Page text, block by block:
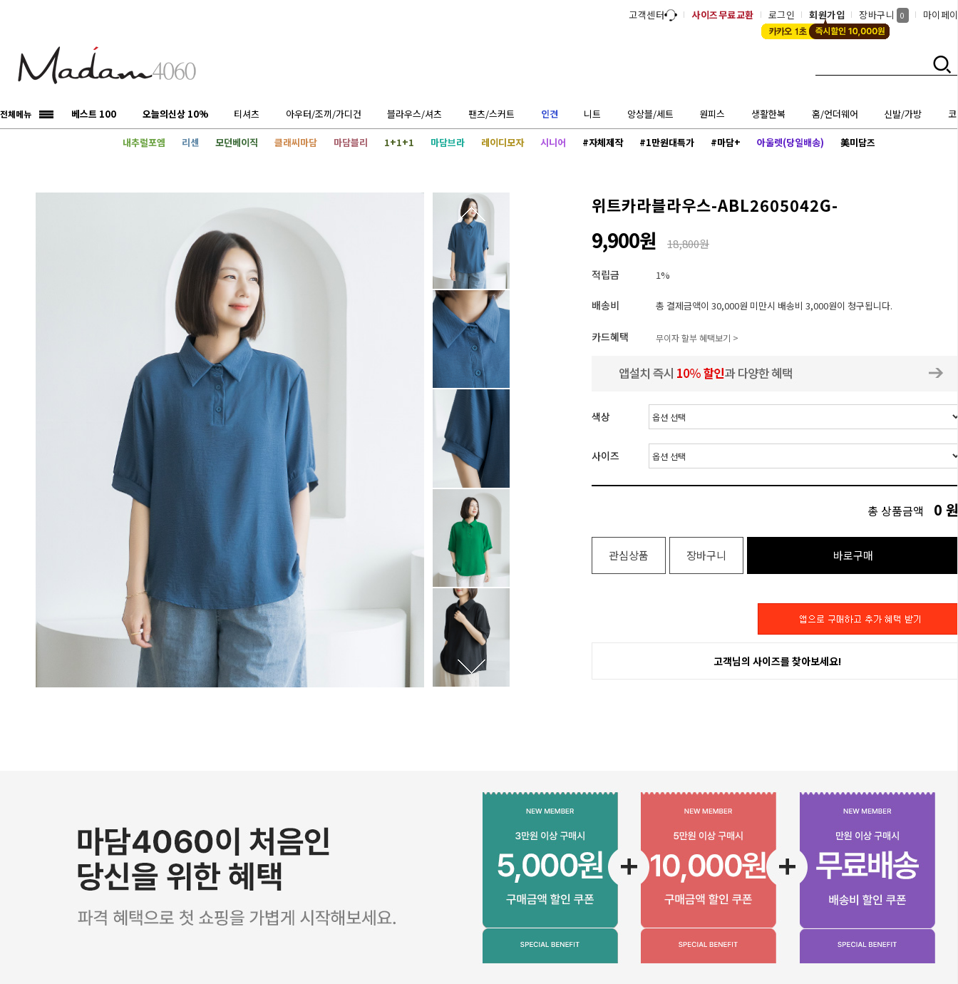
고객센터 사이즈무료교환 로그인 회원가입 장바구니 0 마이페
전체메뉴 베스트 100 오늘의신상 10% 티셔츠 아우터/조끼/가디건 블라우스/셔츠 팬츠/스커트 인견 니트 앙상블/세트 원피스 생활한복 홈/언더웨어 신발/가방
내추럴포엠 리센 모던베이직 클래씨마담 마담블리 1+1+1 마담브라 레이디모자 시니어 #자체제작 #1만원대특가 #마담+ 아울렛(당일배송) 美미담즈
위트카라블라우스-ABL2605042G-
9,900원 18,800원
적립금 1%
배송비 총 결제금액이 30,000원 미만시 배송비 3,000원이 청구됩니다.
카드혜택 무이자 할부 혜택보기 >
색상
사이즈
총 상품금액 0 원
관심상품 장바구니 바로구매
고객님의 사이즈를 찾아보세요!